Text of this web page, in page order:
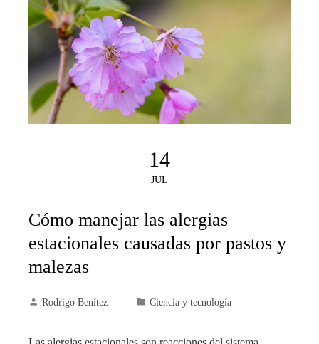
14
JUL
Cómo manejar las alergias
estacionales causadas por pastos y
malezas
Rodrigo Benítez Ciencia y tecnología